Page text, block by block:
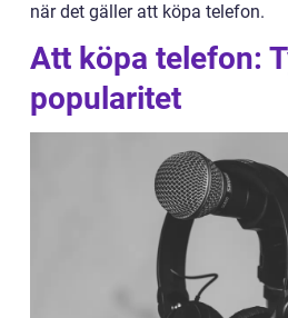
när det gäller att köpa telefon.
Att köpa telefon:
popularitet